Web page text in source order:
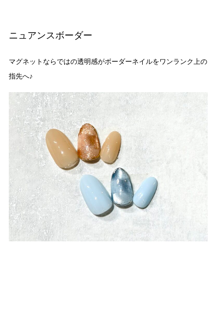
ニュアンスボーダー
マグネットならではの透明感がボーダーネイルをワンランク上の
指先へ♪